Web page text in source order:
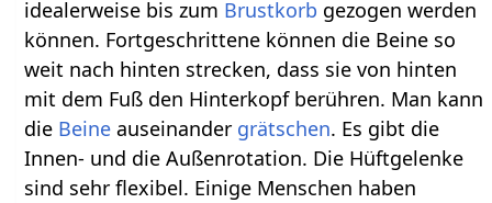
idealerweise bis zum Brustkorb gezogen werden
können. Fortgeschrittene können die Beine so
weit nach hinten strecken, dass sie von hinten
mit dem Fuß den Hinterkopf berühren. Man kann
die Beine auseinander grätschen. Es gibt die
Innen- und die Außenrotation. Die Hüftgelenke
sind sehr flexibel. Einige Menschen haben